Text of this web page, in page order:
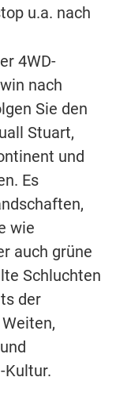
u.a. nach
4WD-
nach
Sie den
Stuart,
und
Es
wie
auch grüne
Schluchten
der
Kultur.